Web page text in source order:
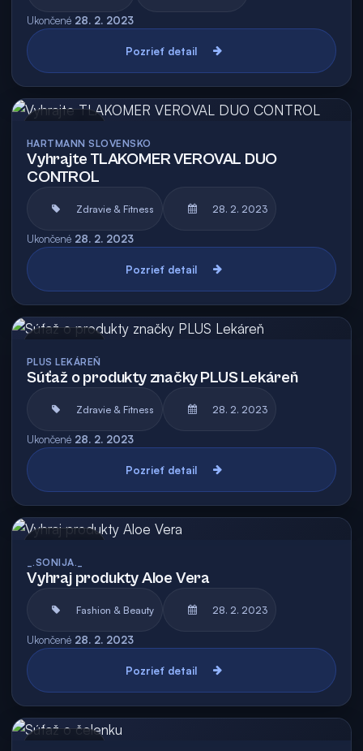
Ukončené 28. 2. 2023
Pozrieť detail
HARTMANN SLOVENSKO
Vyhrajte TLAKOMER VEROVAL DUO
CONTROL
Zdravie & Fitness 28. 2. 2023
Ukončené 28. 2. 2023
Pozrieť detail
PLUS LEKÁREŇ
Súťaž o produkty značky PLUS Lekáreň
Zdravie & Fitness 28. 2. 2023
Ukončené 28. 2. 2023
Pozrieť detail
_.SONIJA._
Vyhraj produkty Aloe Vera
Fashion & Beauty 28. 2. 2023
Ukončené 28. 2. 2023
Pozrieť detail